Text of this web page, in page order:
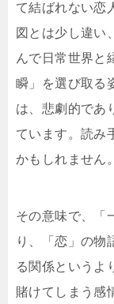
て結ばれない恋
図とは少し違い
んで日常世界と
瞬」を選び取る
は、悲劇的であ
ています。読み
かもしれません。
その意味で、「
り、「恋」の物
る関係というよ
賭けてしまう感